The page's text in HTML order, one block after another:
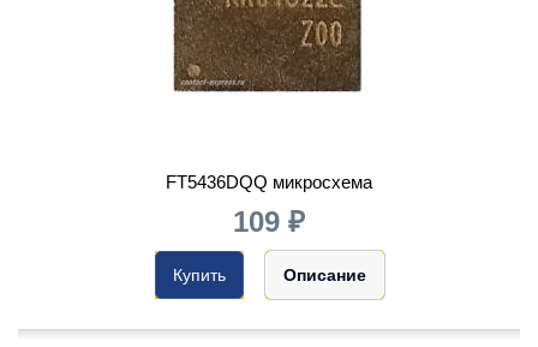
FT5436DQQ микросхема
109 ₽
Купить Описание